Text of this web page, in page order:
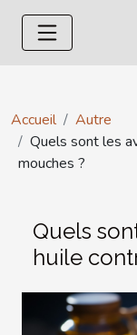
Accueil
Autre
Quels sont les
mouches ?
Quels
huile